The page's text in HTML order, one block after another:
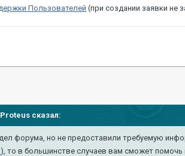
Пользователей (при создании заявки не
сказал:
форума, но не предоставили требуемую
), то в большинстве случаев вам сможет